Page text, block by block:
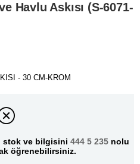
Havlu Askısı (S-6071-
- 30 CM-KROM
stok ve bilgisini 444 5 235 nolu
öğrenebilirsiniz.